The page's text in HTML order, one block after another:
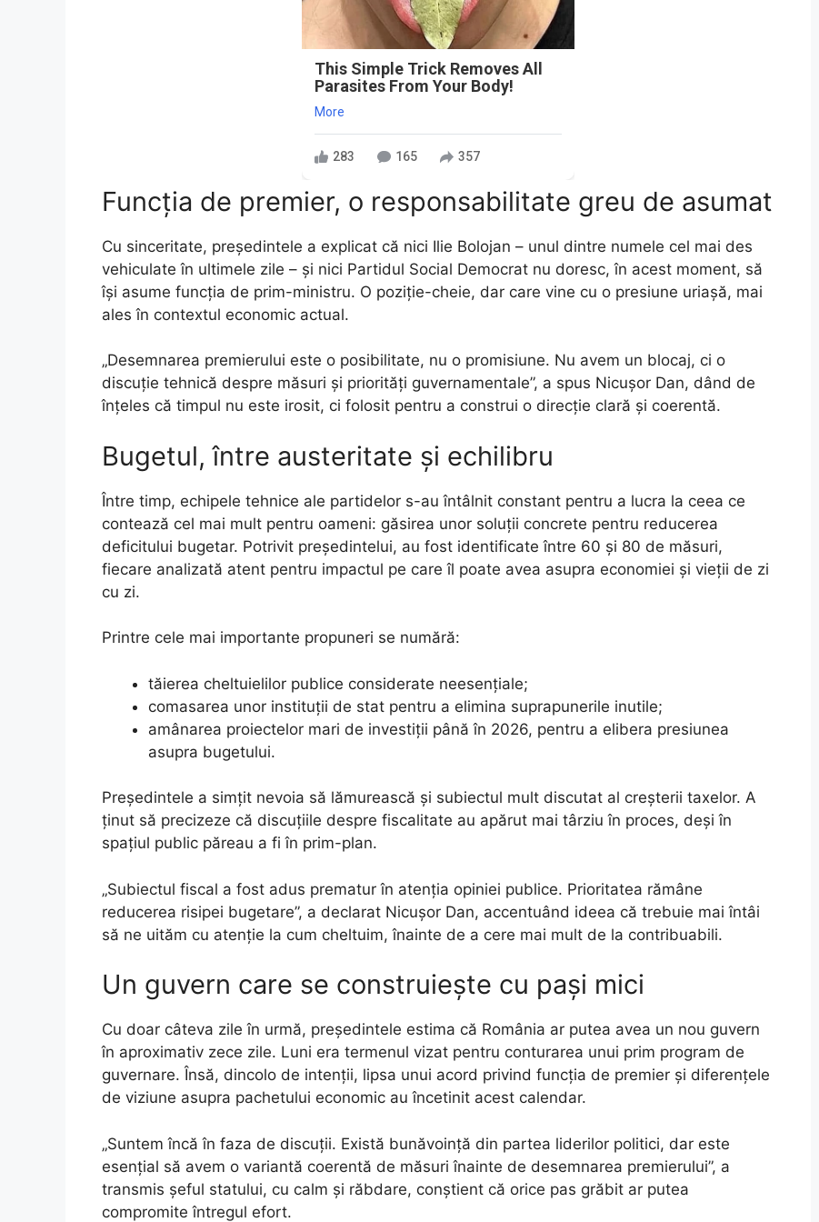
This Simple Trick Removes All
Parasites From Your Body!
More
283 165 357
Funcția de premier, o responsabilitate greu de asumat
Cu sinceritate, președintele a explicat că nici Ilie Bolojan – unul dintre numele cel mai des
vehiculate în ultimele zile – și nici Partidul Social Democrat nu doresc, în acest moment, să
își asume funcția de prim-ministru. O poziție-cheie, dar care vine cu o presiune uriașă, mai
ales în contextul economic actual.
„Desemnarea premierului este o posibilitate, nu o promisiune. Nu avem un blocaj, ci o
discuție tehnică despre măsuri și priorități guvernamentale”, a spus Nicușor Dan, dând de
înțeles că timpul nu este irosit, ci folosit pentru a construi o direcție clară și coerentă.
Bugetul, între austeritate și echilibru
Între timp, echipele tehnice ale partidelor s-au întâlnit constant pentru a lucra la ceea ce
contează cel mai mult pentru oameni: găsirea unor soluții concrete pentru reducerea
deficitului bugetar. Potrivit președintelui, au fost identificate între 60 și 80 de măsuri,
fiecare analizată atent pentru impactul pe care îl poate avea asupra economiei și vieții de zi
cu zi.
Printre cele mai importante propuneri se numără:
tăierea cheltuielilor publice considerate neesențiale;
comasarea unor instituții de stat pentru a elimina suprapunerile inutile;
amânarea proiectelor mari de investiții până în 2026, pentru a elibera presiunea
asupra bugetului.
Președintele a simțit nevoia să lămurească și subiectul mult discutat al creșterii taxelor. A
ținut să precizeze că discuțiile despre fiscalitate au apărut mai târziu în proces, deși în
spațiul public păreau a fi în prim-plan.
„Subiectul fiscal a fost adus prematur în atenția opiniei publice. Prioritatea rămâne
reducerea risipei bugetare”, a declarat Nicușor Dan, accentuând ideea că trebuie mai întâi
să ne uităm cu atenție la cum cheltuim, înainte de a cere mai mult de la contribuabili.
Un guvern care se construiește cu pași mici
Cu doar câteva zile în urmă, președintele estima că România ar putea avea un nou guvern
în aproximativ zece zile. Luni era termenul vizat pentru conturarea unui prim program de
guvernare. Însă, dincolo de intenții, lipsa unui acord privind funcția de premier și diferențele
de viziune asupra pachetului economic au încetinit acest calendar.
„Suntem încă în faza de discuții. Există bunăvoință din partea liderilor politici, dar este
esențial să avem o variantă coerentă de măsuri înainte de desemnarea premierului”, a
transmis șeful statului, cu calm și răbdare, conștient că orice pas grăbit ar putea
compromite întregul efort.